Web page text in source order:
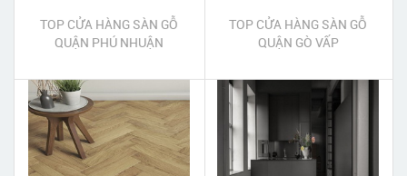
TOP CỬA HÀNG SÀN GỖ
QUẬN PHÚ NHUẬN
TOP CỬA HÀNG SÀN GỖ
QUẬN GÒ VẤP